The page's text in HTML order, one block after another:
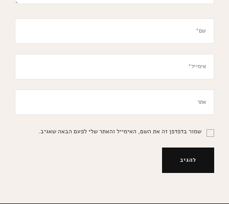
שמור בדפדפן זה את השם, האימייל והאתר שלי לפעם הבאה שאגיב.